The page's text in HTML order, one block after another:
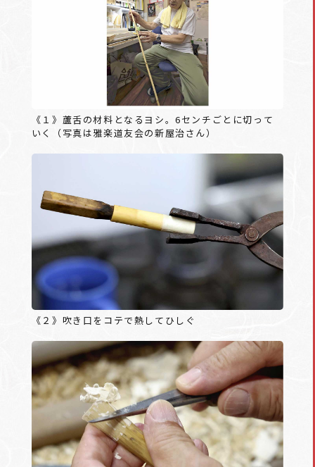
《１》蘆舌の材料となるヨシ。6センチごとに切って
いく（写真は雅楽道友会の新屋治さん）
《２》吹き口をコテで熱してひしぐ